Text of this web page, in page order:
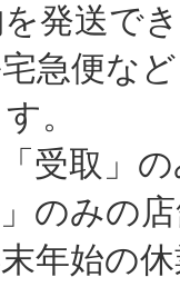
発送で
便など
。
取」の
みの店
年始の